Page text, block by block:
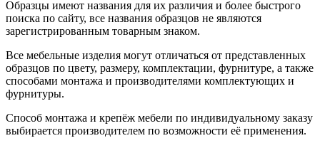
Образцы имеют названия для их различия и более быстрого
поиска по сайту, все названия образцов не являются
зарегистрированным товарным знаком.
Все мебельные изделия могут отличаться от представленных
образцов по цвету, размеру, комплектации, фурнитуре, а также
способами монтажа и производителями комплектующих и
фурнитуры.
Способ монтажа и крепёж мебели по индивидуальному заказу
выбирается производителем по возможности её применения.